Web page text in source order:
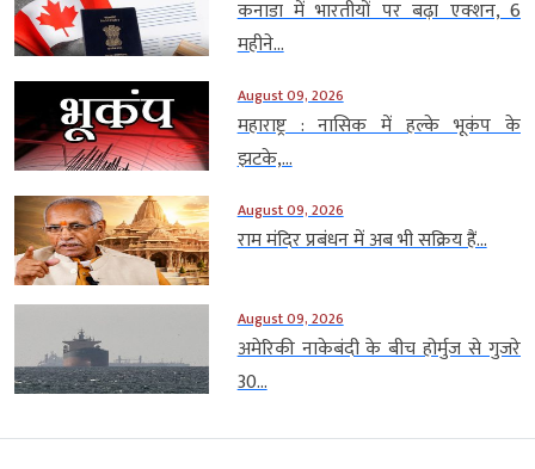
कनाडा में भारतीयों पर बढ़ा एक्शन, 6
महीने...
August 09, 2026
महाराष्ट्र : नासिक में हल्के भूकंप के
झटके,...
August 09, 2026
राम मंदिर प्रबंधन में अब भी सक्रिय हैं...
August 09, 2026
अमेरिकी नाकेबंदी के बीच होर्मुज से गुजरे
30...